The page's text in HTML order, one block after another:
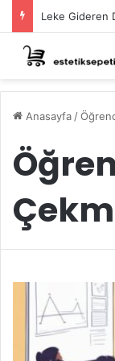
Leke Gideren
Anasayfa /